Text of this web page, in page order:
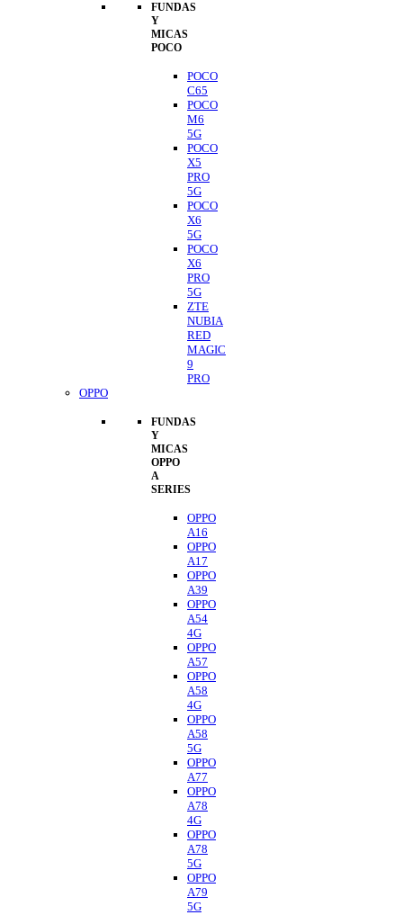
FUNDAS
Y
MICAS
POCO
POCO
C65
POCO
M6
5G
POCO
X5
PRO
5G
POCO
X6
5G
POCO
X6
PRO
5G
ZTE
NUBIA
RED
MAGIC
9
PRO
OPPO
FUNDAS
Y
MICAS
OPPO
A
SERIES
OPPO
A16
OPPO
A17
OPPO
A39
OPPO
A54
4G
OPPO
A57
OPPO
A58
4G
OPPO
A58
5G
OPPO
A77
OPPO
A78
4G
OPPO
A78
5G
OPPO
A79
5G